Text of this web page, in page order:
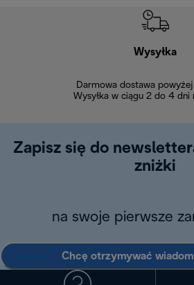
Wysyłka
Darmowa dostawa
Wysyłka w ciągu 2 do 4 dni
Zapisz się do
zniżki
na swoje pierwsze
Chcę otrzymywać